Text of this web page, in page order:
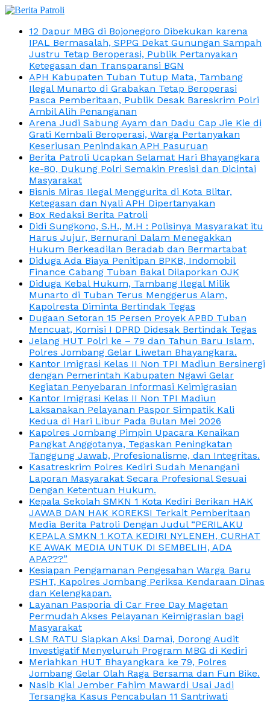
12 Dapur MBG di Bojonegoro Dibekukan karena
IPAL Bermasalah, SPPG Dekat Gunungan Sampah
Justru Tetap Beroperasi, Publik Pertanyakan
Ketegasan dan Transparansi BGN
APH Kabupaten Tuban Tutup Mata, Tambang
Ilegal Munarto di Grabakan Tetap Beroperasi
Pasca Pemberitaan, Publik Desak Bareskrim Polri
Ambil Alih Penanganan
Arena Judi Sabung Ayam dan Dadu Cap Jie Kie di
Grati Kembali Beroperasi, Warga Pertanyakan
Keseriusan Penindakan APH Pasuruan
Berita Patroli Ucapkan Selamat Hari Bhayangkara
ke-80, Dukung Polri Semakin Presisi dan Dicintai
Masyarakat
Bisnis Miras Ilegal Menggurita di Kota Blitar,
Ketegasan dan Nyali APH Dipertanyakan
Box Redaksi Berita Patroli
Didi Sungkono, S.H., M.H : Polisinya Masyarakat itu
Harus Jujur, Bernurani Dalam Menegakkan
Hukum Berkeadilan Beradab dan Bermartabat
Diduga Ada Biaya Penitipan BPKB, Indomobil
Finance Cabang Tuban Bakal Dilaporkan OJK
Diduga Kebal Hukum, Tambang Ilegal Milik
Munarto di Tuban Terus Menggerus Alam,
Kapolresta Diminta Bertindak Tegas
Dugaan Setoran 15 Persen Proyek APBD Tuban
Mencuat, Komisi I DPRD Didesak Bertindak Tegas
Jelang HUT Polri ke – 79 dan Tahun Baru Islam,
Polres Jombang Gelar Liwetan Bhayangkara.
Kantor Imigrasi Kelas II Non TPI Madiun Bersinergi
dengan Pemerintah Kabupaten Ngawi Gelar
Kegiatan Penyebaran Informasi Keimigrasian
Kantor Imigrasi Kelas II Non TPI Madiun
Laksanakan Pelayanan Paspor Simpatik Kali
Kedua di Hari Libur Pada Bulan Mei 2026
Kapolres Jombang Pimpin Upacara Kenaikan
Pangkat Anggotanya, Tegaskan Peningkatan
Tanggung Jawab, Profesionalisme, dan Integritas.
Kasatreskrim Polres Kediri Sudah Menangani
Laporan Masyarakat Secara Profesional Sesuai
Dengan Ketentuan Hukum.
Kepala Sekolah SMKN 1 Kota Kediri Berikan HAK
JAWAB DAN HAK KOREKSI Terkait Pemberitaan
Media Berita Patroli Dengan Judul “PERILAKU
KEPALA SMKN 1 KOTA KEDIRI NYLENEH, CURHAT
KE AWAK MEDIA UNTUK DI SEMBELIH, ADA
APA???”
Kesiapan Pengamanan Pengesahan Warga Baru
PSHT, Kapolres Jombang Periksa Kendaraan Dinas
dan Kelengkapan.
Layanan Pasporia di Car Free Day Magetan
Permudah Akses Pelayanan Keimigrasian bagi
Masyarakat
LSM RATU Siapkan Aksi Damai, Dorong Audit
Investigatif Menyeluruh Program MBG di Kediri
Meriahkan HUT Bhayangkara ke 79, Polres
Jombang Gelar Olah Raga Bersama dan Fun Bike.
Nasib Kiai Jember Fahim Mawardi Usai Jadi
Tersangka Kasus Pencabulan 11 Santriwati